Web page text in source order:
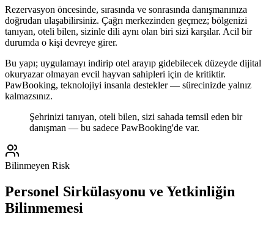
Rezervasyon öncesinde, sırasında ve sonrasında danışmanınıza
doğrudan ulaşabilirsiniz. Çağrı merkezinden geçmez; bölgenizi
tanıyan, oteli bilen, sizinle dili aynı olan biri sizi karşılar. Acil bir
durumda o kişi devreye girer.
Bu yapı; uygulamayı indirip otel arayıp gidebilecek düzeyde dijital
okuryazar olmayan evcil hayvan sahipleri için de kritiktir.
PawBooking, teknolojiyi insanla destekler — sürecinizde yalnız
kalmazsınız.
Şehrinizi tanıyan, oteli bilen, sizi sahada temsil eden bir
danışman — bu sadece PawBooking'de var.
Bilinmeyen Risk
Personel Sirkülasyonu ve Yetkinliğin
Bilinmemesi